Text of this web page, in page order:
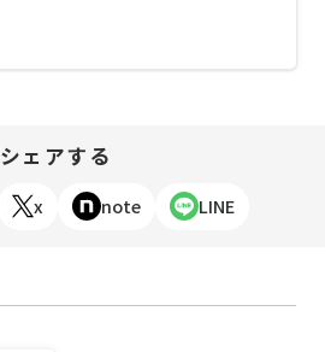
シェアする
x note LINE